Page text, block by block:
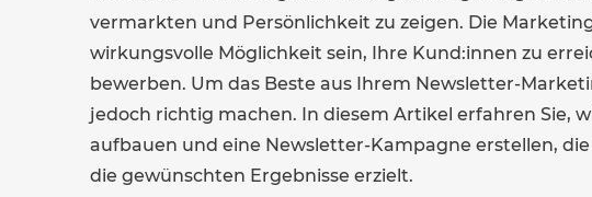
vermarkten und Persönlichkeit zu zeigen. Die
wirkungsvolle Möglichkeit sein, Ihre Kund:innen zu
bewerben. Um das Beste aus Ihrem Newsletter-
jedoch richtig machen. In diesem Artikel erfahren Sie,
aufbauen und eine Newsletter-Kampagne erstellen,
die gewünschten Ergebnisse erzielt.